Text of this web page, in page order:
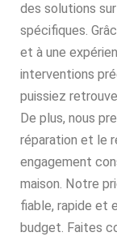
des solutions
spécifiques.
et à une
interventions
puissiez
De plus, nous
réparation et le
engagement
maison. Notre
fiable, rapide et
budget. Faites